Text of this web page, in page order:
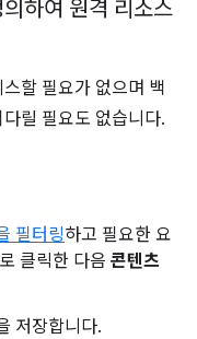
하여 원격 리소스
할 필요가 없으며 백
릴 필요도 없습니다.
필터링하고 필요한 요
클릭한 다음 콘텐츠
저장합니다.